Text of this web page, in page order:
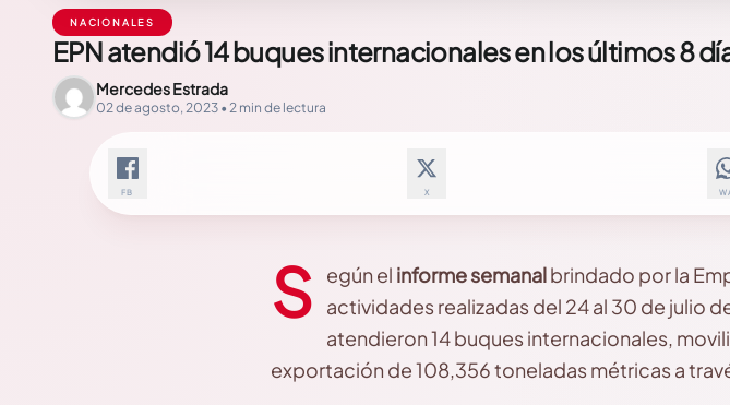
NACIONALES
EPN atendió 14 buques internacionales en los últimos 8
Mercedes Estrada
02 de agosto, 2023 • 2 min de lectura
FB X
S egún el informe semanalbrindado por la
actividades realizadas del 24 al 30 de julio
atendieron 14 buques internacionales,
exportación de 108,356 toneladas métricas a